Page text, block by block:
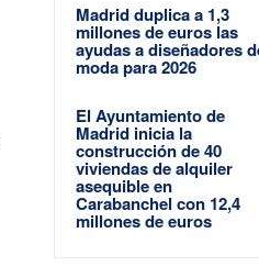
Madrid duplica a 1,3
millones de euros las
ayudas a diseñadores
moda para 2026
El Ayuntamiento de
Madrid inicia la
construcción de 40
viviendas de alquiler
asequible en
Carabanchel con 12,4
millones de euros